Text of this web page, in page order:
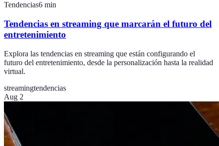
Tendencias6 min
Tendencias en streaming que marcarán el futuro del
entretenimiento
Explora las tendencias en streaming que están configurando el
futuro del entretenimiento, desde la personalización hasta la realidad
virtual.
streamingtendencias
Aug 2